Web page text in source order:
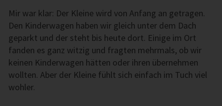
Mir war klar: Der Kleine wird von Anfang an getragen.
Den Kinderwagen haben wir gleich unter dem Dach
geparkt und der steht bis heute dort. Einige im Ort
fanden es ganz witzig und fragten mehrmals, ob wir
keinen Kinderwagen hätten oder ihren übernehmen
wollten. Aber der Kleine fühlt sich einfach im Tuch viel
wohler.